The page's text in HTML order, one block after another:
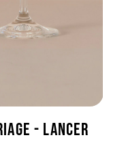
- LANCER